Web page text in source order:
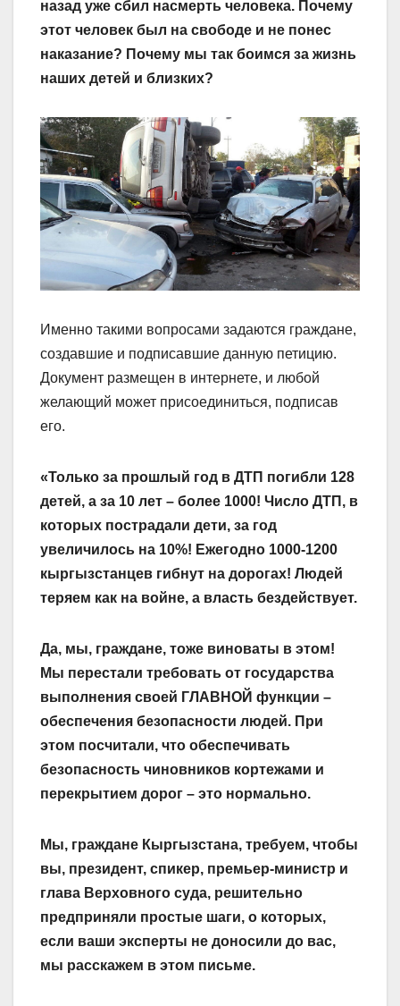
назад уже сбил насмерть человека. Почему
этот человек был на свободе и не понес
наказание? Почему мы так боимся за жизнь
наших детей и близких?
Именно такими вопросами задаются граждане,
создавшие и подписавшие данную петицию.
Документ размещен в интернете, и любой
желающий может присоединиться, подписав
его.
«Только за прошлый год в ДТП погибли 128
детей, а за 10 лет – более 1000! Число ДТП, в
которых пострадали дети, за год
увеличилось на 10%! Ежегодно 1000-1200
кыргызстанцев гибнут на дорогах! Людей
теряем как на войне, а власть бездействует.
Да, мы, граждане, тоже виноваты в этом!
Мы перестали требовать от государства
выполнения своей ГЛАВНОЙ функции –
обеспечения безопасности людей. При
этом посчитали, что обеспечивать
безопасность чиновников кортежами и
перекрытием дорог – это нормально.
Мы, граждане Кыргызстана, требуем, чтобы
вы, президент, спикер, премьер-министр и
глава Верховного суда, решительно
предприняли простые шаги, о которых,
если ваши эксперты не доносили до вас,
мы расскажем в этом письме.